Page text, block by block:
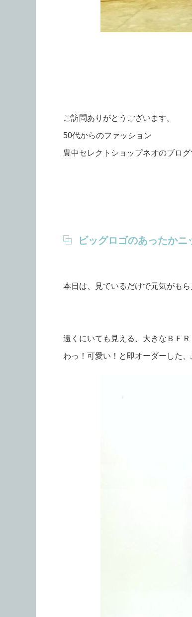
ご訪問ありがとうございます。
50代からのファッション
豊中セレクトショップネオのブログ
ビッグロゴのあったかニ
本日は、見ているだけで元気がも
遠くにいても見える、大きなＢＦＲ
わっ！可愛い！と即オーダーした